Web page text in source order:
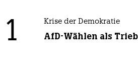
1 Krise der Demokratie
AfD-Wählen als